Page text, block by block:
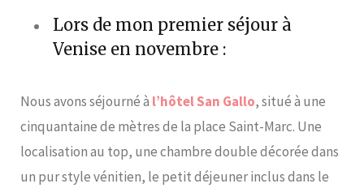
Lors de mon premier séjour à
Venise en novembre :
Nous avons séjourné à l’hôtel San Gallo, situé à une
cinquantaine de mètres de la place Saint-Marc. Une
localisation au top, une chambre double décorée dans
un pur style vénitien, le petit déjeuner inclus dans le